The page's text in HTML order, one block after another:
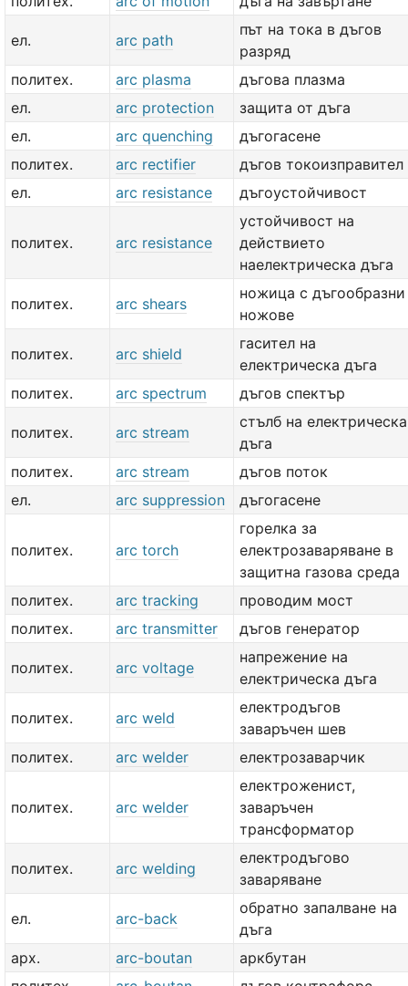
ел. arc path
път на тока в дъгов
разряд
политех.
arc plasma
дъгова плазма
ел.
arc protection
защита от дъга
ел.
arc quenching
дъгогасене
политех.
arc rectifier
дъгов токоизправител
ел.
arc resistance дъгоустойчивост
политех. arc resistance
устойчивост на
действието
наелектрическа дъга
политех. arc shears
ножица с дъгообразни
ножове
политех. arc shield
гасител на
електрическа дъга
политех.
arc spectrum дъгов спектър
политех. arc stream
стълб на електрическа
дъга
политех.
arc stream
дъгов поток
ел.
arc suppression дъгогасене
политех. arc torch
горелка за
електрозаваряване в
защитна газова среда
политех.
arc tracking
проводим мост
политех.
arc transmitter дъгов генератор
политех. arc voltage
напрежение на
електрическа дъга
политех. arc weld
електродъгов
заваръчен шев
политех.
arc welder електрозаварчик
политех. arc welder
електроженист,
заваръчен
трансформатор
политех. arc welding
електродъгово
заваряване
ел. arc-back
обратно запалване на
дъга
арх.
arc-boutan
аркбутан